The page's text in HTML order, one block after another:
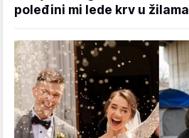
poleđini mi lede krv u žilama